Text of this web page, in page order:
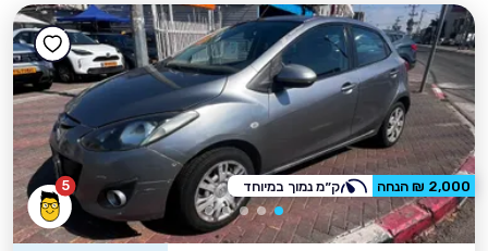
5 2,000 ₪ הנחה ק״מ נמוך במיוחד